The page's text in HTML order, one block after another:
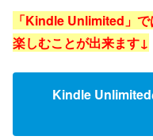
「Kindle Unlimited」
楽しむことが出来ます↓
Kindle Unlimited